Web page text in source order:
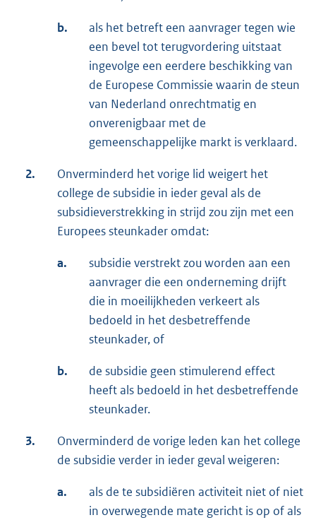
b.
als het betreft een aanvrager tegen wie
een bevel tot terugvordering uitstaat
ingevolge een eerdere beschikking van
de Europese Commissie waarin de steun
van Nederland onrechtmatig en
onverenigbaar met de
gemeenschappelijke markt is verklaard.
2.
Onverminderd het vorige lid weigert het
college de subsidie in ieder geval als de
subsidieverstrekking in strijd zou zijn met een
Europees steunkader omdat:
a.
subsidie verstrekt zou worden aan een
aanvrager die een onderneming drijft
die in moeilijkheden verkeert als
bedoeld in het desbetreffende
steunkader, of
b.
de subsidie geen stimulerend effect
heeft als bedoeld in het desbetreffende
steunkader.
3.
Onverminderd de vorige leden kan het college
de subsidie verder in ieder geval weigeren:
a.
als de te subsidiëren activiteit niet of niet
in overwegende mate gericht is op of als